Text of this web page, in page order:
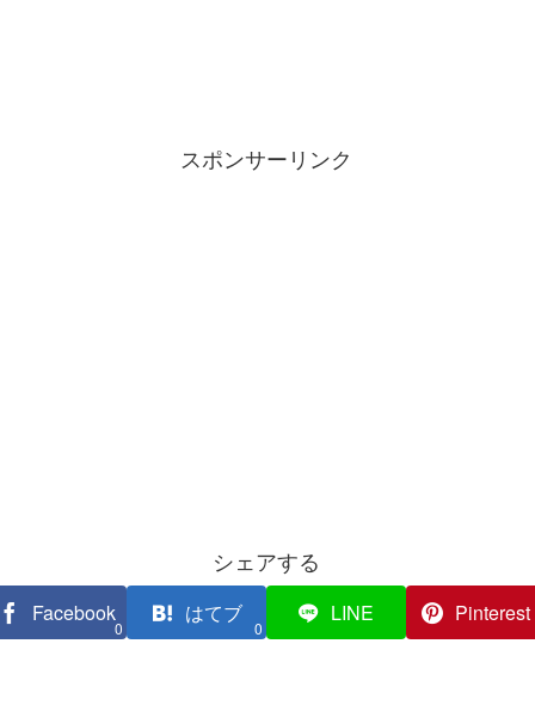
スポンサーリンク
シェアする
Facebook
0
はてブ
0
LINE Pinterest